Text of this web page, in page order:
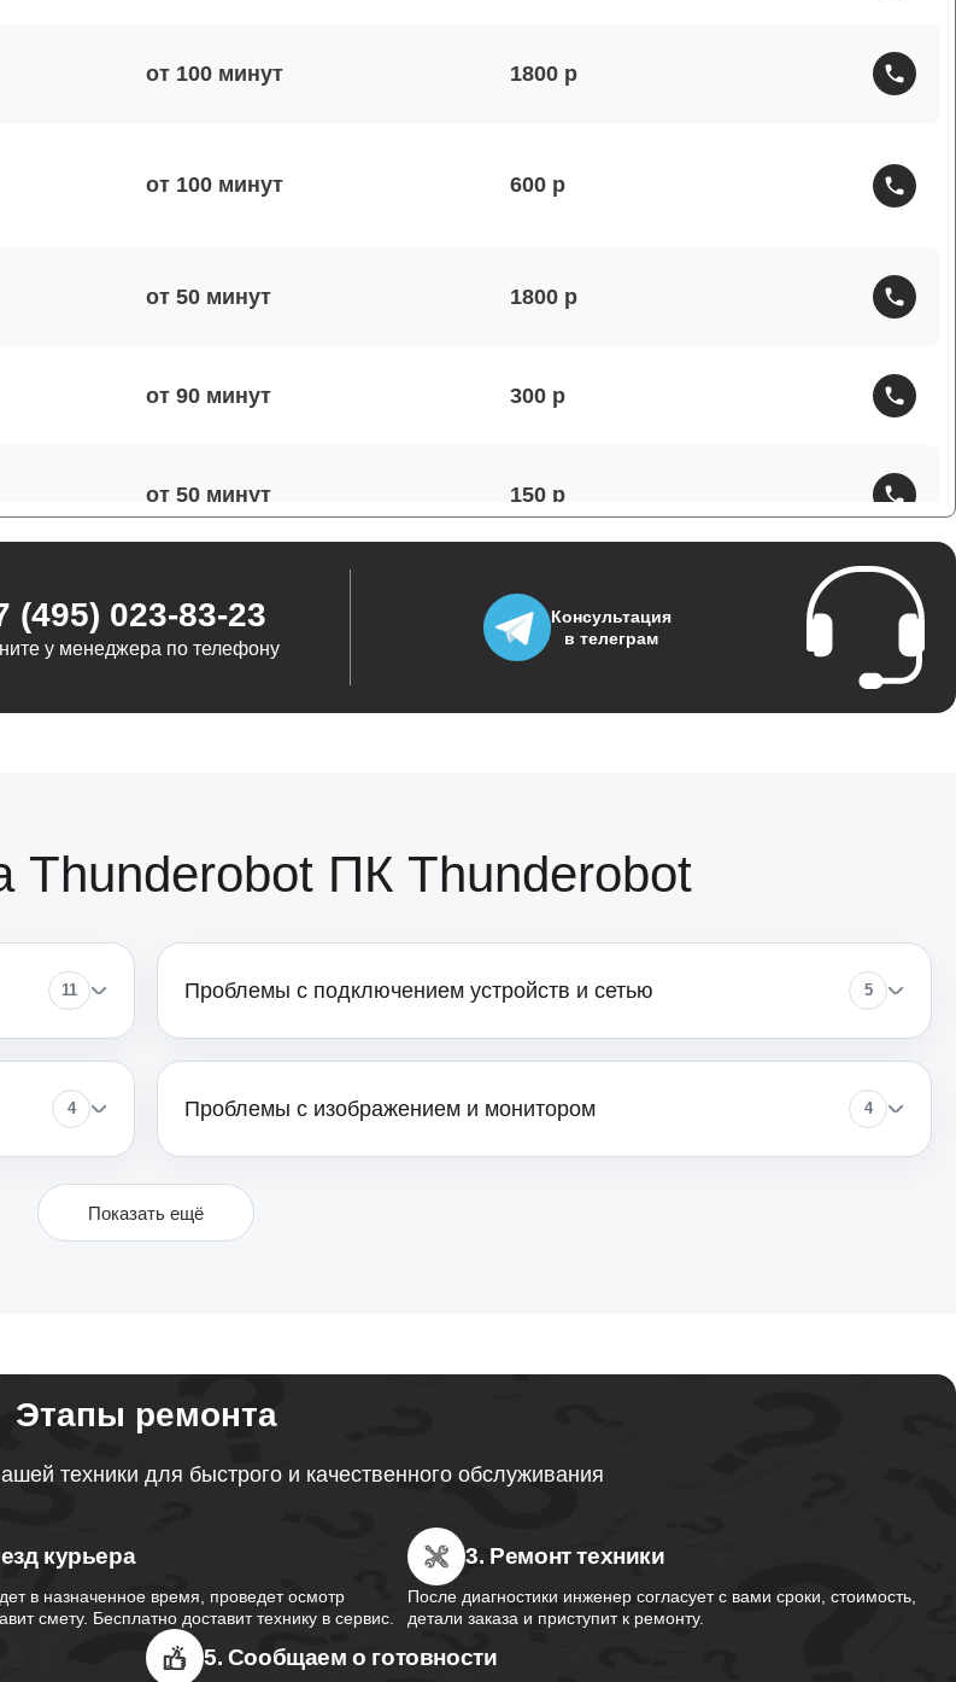
от 100 1800
от 100 600
от 50 1800
от 90 300
от 50 150
1000
от 100 700
(495) 023-83-23
у менеджера по телефону
Консультация
в телеграм
Thunderobot ПК Thunderobot
11 Проблемы с подключением устройств и сетью 5
4 Проблемы с изображением и монитором 4
Показать ещё
Этапы ремонта
техники для быстрого и качественного обслуживания
курьера
в назначенное время, проведет осмотр
смету. Бесплатно доставит технику в сервис.
3. Ремонт техники
После диагностики инженер согласует с вами сроки, стоимость,
детали заказа и приступит к ремонту.
5. Сообщаем о готовности